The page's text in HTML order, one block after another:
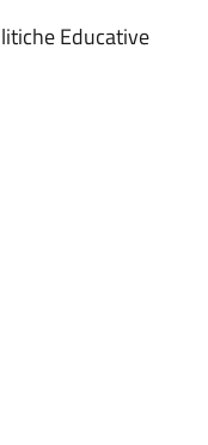
Educative